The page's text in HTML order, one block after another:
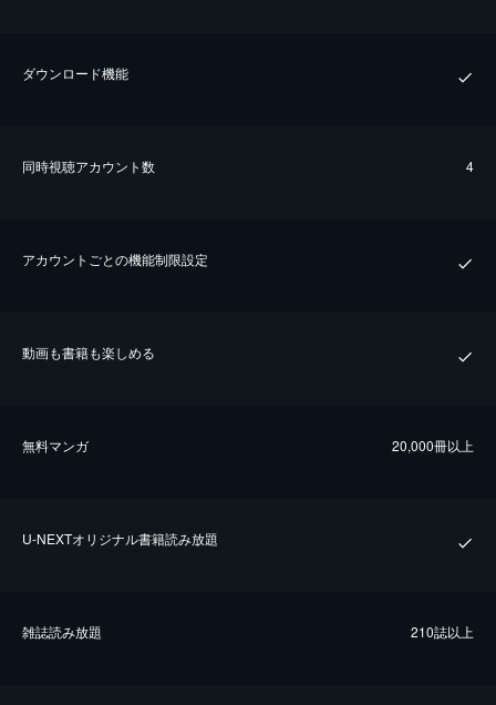
ダウンロード機能
同時視聴アカウント数 4
アカウントごとの機能制限設定
動画も書籍も楽しめる
無料マンガ 20,000冊以上
U-NEXTオリジナル書籍読み放題
雑誌読み放題 210誌以上